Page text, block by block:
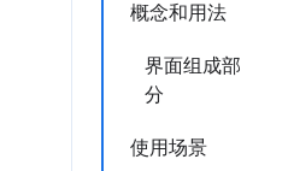
概念和用法
界面组成部
分
使用场景